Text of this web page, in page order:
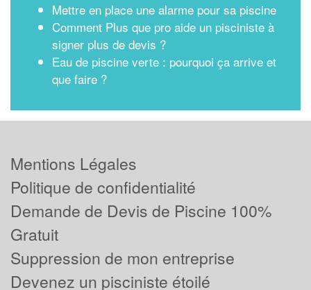
Mettre en place une alarme pour sa piscine
Comment Plus que pro aide un pisciniste à
signer plus de devis ?
Eau de piscine verte : pourquoi ça arrive et
que faire ?
Mentions Légales
Politique de confidentialité
Demande de Devis de Piscine 100%
Gratuit
Suppression de mon entreprise
Devenez un pisciniste étoilé